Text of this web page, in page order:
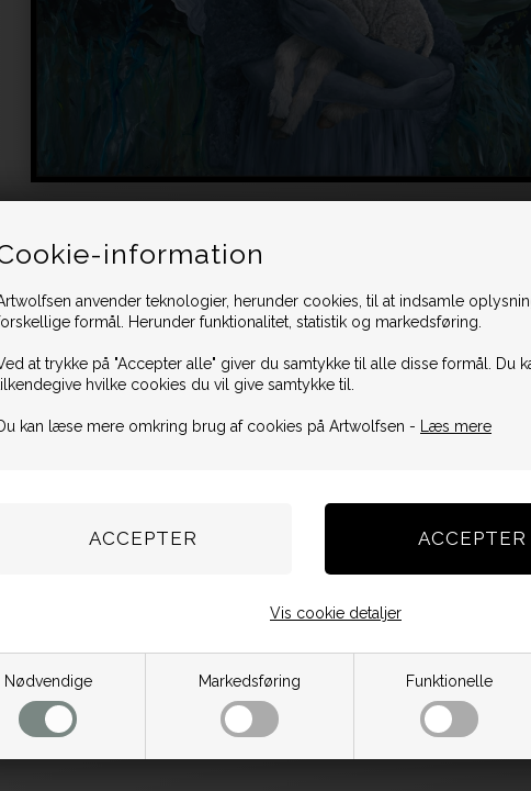
information
anvender teknologier, herunder cookies, til at indsamle
formål. Herunder funktionalitet, statistik og markedsføring.
at trykke på "Accepter alle" giver du samtykke til alle disse formål. Du
hvilke cookies du vil give samtykke til.
kan læse mere omkring brug af cookies på Artwolfsen - Læs mere
Nødvendige Markedsføring Funktionelle
Vis cookie detaljer